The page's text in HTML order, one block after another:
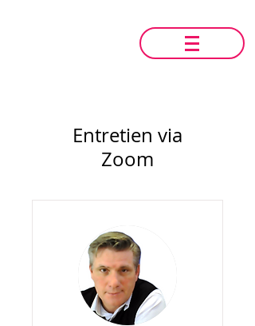
Entretien via
Zoom